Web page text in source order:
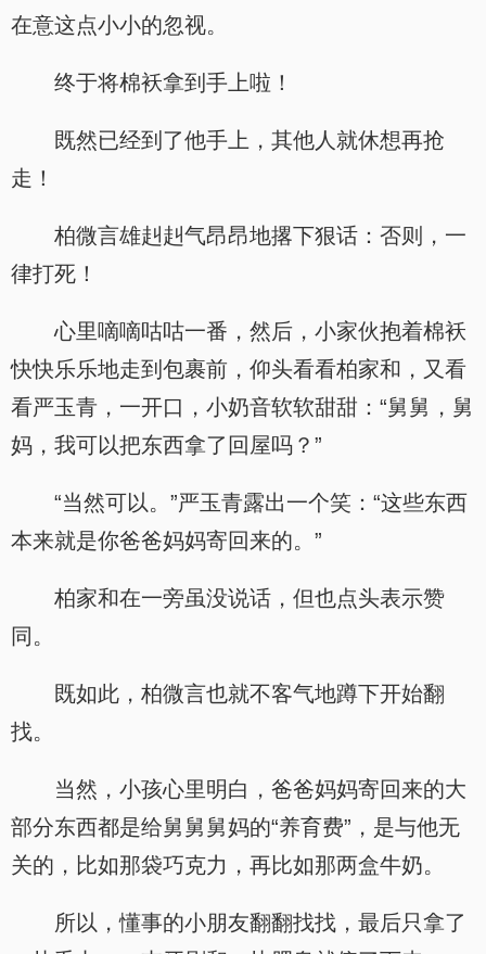
在意这点小小的忽视。
终于将棉袄拿到手上啦！
既然已经到了他手上，其他人就休想再抢
走！
柏微言雄赳赳气昂昂地撂下狠话：否则，一
律打死！
心里嘀嘀咕咕一番，然后，小家伙抱着棉袄
快快乐乐地走到包裹前，仰头看看柏家和，又看
看严玉青，一开口，小奶音软软甜甜：“舅舅，舅
妈，我可以把东西拿了回屋吗？”
“当然可以。”严玉青露出一个笑：“这些东西
本来就是你爸爸妈妈寄回来的。”
柏家和在一旁虽没说话，但也点头表示赞
同。
既如此，柏微言也就不客气地蹲下开始翻
找。
当然，小孩心里明白，爸爸妈妈寄回来的大
部分东西都是给舅舅舅妈的“养育费”，是与他无
关的，比如那袋巧克力，再比如那两盒牛奶。
所以，懂事的小朋友翻翻找找，最后只拿了